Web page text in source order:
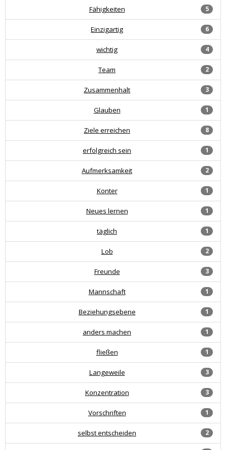
5
Fähigkeiten
6
Einzigartig
4
wichtig
2
Team
3
Zusammenhalt
1
Glauben
8
Ziele erreichen
1
erfolgreich sein
2
Aufmerksamkeit
1
Konter
1
Neues lernen
1
täglich
2
Lob
3
Freunde
1
Mannschaft
1
Beziehungsebene
1
anders machen
1
fließen
3
Langeweile
3
Konzentration
1
Vorschriften
2
selbst entscheiden